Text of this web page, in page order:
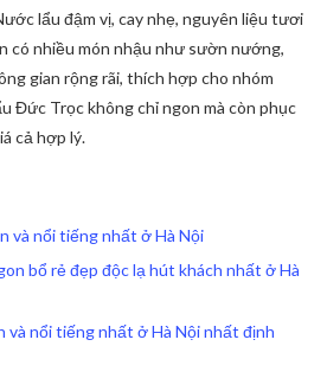
lẩu đậm vị, cay nhẹ, nguyên liệu tươi
có nhiều món nhậu như sườn nướng,
gian rộng rãi, thích hợp cho nhóm
Đức Trọc không chỉ ngon mà còn phục
cả hợp lý.
và nổi tiếng nhất ở Hà Nội
bổ rẻ đẹp độc lạ hút khách nhất ở Hà
và nổi tiếng nhất ở Hà Nội nhất định